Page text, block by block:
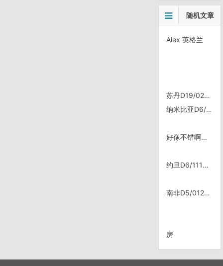
随机文章
Alex 英格兰
苏丹D19/0221，喀土穆，清真寺周五礼拜
纳米比亚D6/1220，距Rundu 130km
好像不错啊，淘宝买票还有打折
约旦D6/1118，与大风搏斗三个小时
南非D5/0122，这个洞今天是我的
房